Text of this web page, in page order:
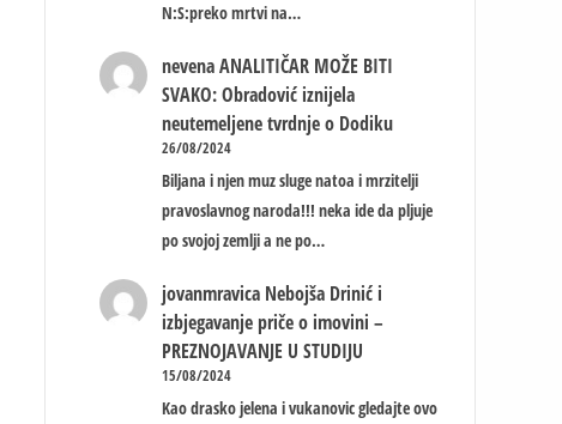
N:S:preko mrtvi na…
nevena ANALITIČAR MOŽE BITI
SVAKO: Obradović iznijela
neutemeljene tvrdnje o Dodiku
26/08/2024
Biljana i njen muz sluge natoa i mrzitelji
pravoslavnog naroda!!! neka ide da pljuje
po svojoj zemlji a ne po…
jovanmravica Nebojša Drinić i
izbjegavanje priče o imovini –
PREZNOJAVANJE U STUDIJU
15/08/2024
Kao drasko jelena i vukanovic gledajte ovo